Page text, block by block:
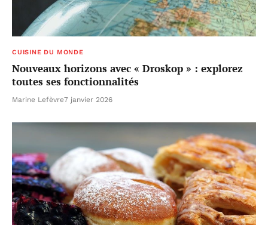
CUISINE DU MONDE
Nouveaux horizons avec « Droskop » : explorez
toutes ses fonctionnalités
Marine Lefèvre7 janvier 2026